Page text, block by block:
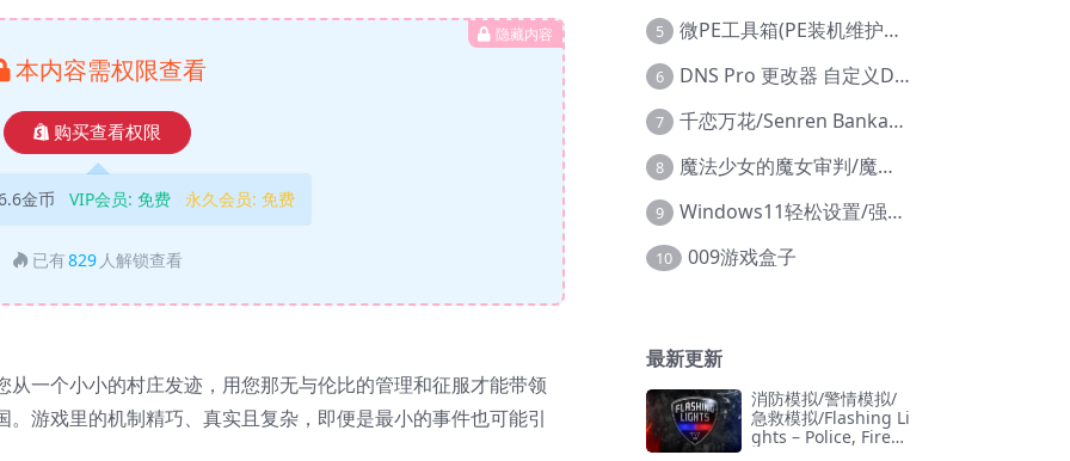
隐藏内容
本内容需权限查看
购买查看权限
金币 VIP会员: 免费 永久会员: 免费
已有829 人解锁查看
一个小小的村庄发迹，用您那无与伦比的管理和征服才能带领
游戏里的机制精巧、真实且复杂，即便是最小的事件也可能引
5 微PE工具箱(PE装机维护工具) v2.3官方正式版
6 DNS Pro 更改器 自定义DNS修改
7 千恋万花/Senren Banka/安卓版
8 魔法少女的魔女审判/魔法少女ノ魔女裁判
9 Windows11轻松设置/强力禁止WD等/兼容Win10
10 009游戏盒子
最新更新
消防模拟/警情模拟/
急救模拟/Flashing Li
ghts – Police, Firefi